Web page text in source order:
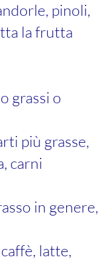
pinoli,
la frutta
grassi o
più grasse,
carni
in genere,
latte,